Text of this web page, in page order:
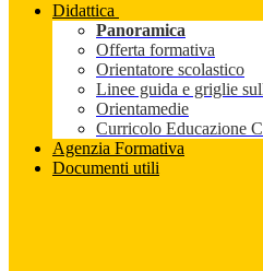
Didattica
Panoramica
Offerta formativa
Orientatore scolastico
Linee guida e griglie
Orientamedie
Curricolo Educazione
Agenzia Formativa
Documenti utili